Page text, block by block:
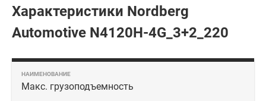
Характеристики Nordberg
Automotive N4120H-4G_3+2_220
Макс. грузоподъемность